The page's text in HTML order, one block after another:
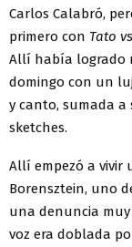
Carlos Calabró,
primero con Tato
Allí había logrado
domingo con un
y canto, sumada a
sketches.
Allí empezó a vivir
Borensztein, uno
una denuncia
voz era doblada